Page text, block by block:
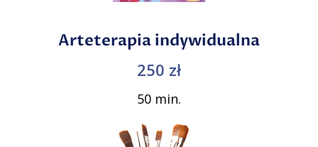
Arteterapia indywidualna
250 zł
50 min.